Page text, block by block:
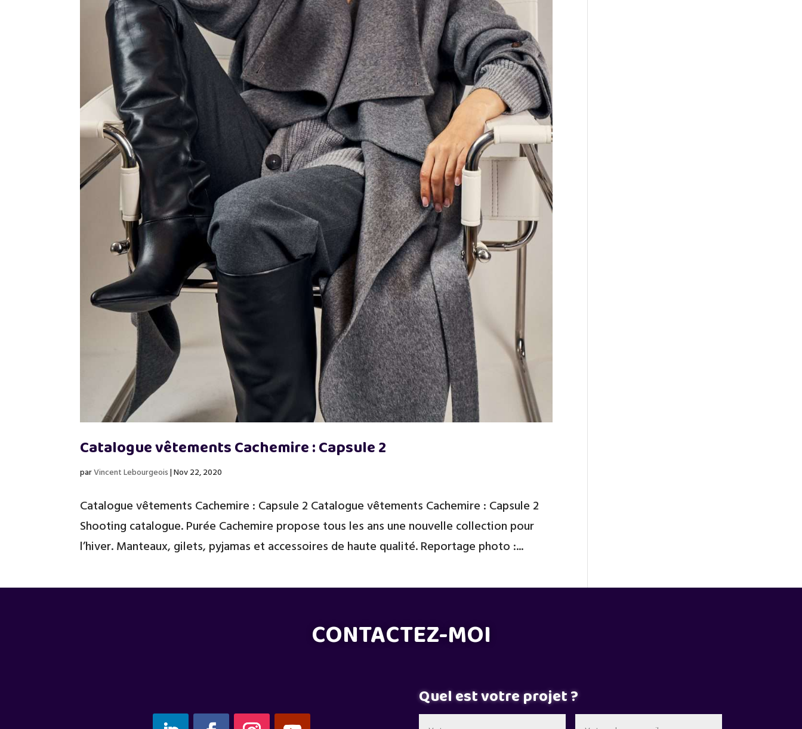
Catalogue vêtements Cachemire : Capsule 2
parVincent Lebourgeois|Nov 22, 2020
Catalogue vêtements Cachemire : Capsule 2 Catalogue vêtements Cachemire : Capsule 2
Shooting catalogue. Purée Cachemire propose tous les ans une nouvelle collection pour
l’hiver. Manteaux, gilets, pyjamas et accessoires de haute qualité. Reportage photo :...
CONTACTEZ-MOI
Quel est votre projet ?